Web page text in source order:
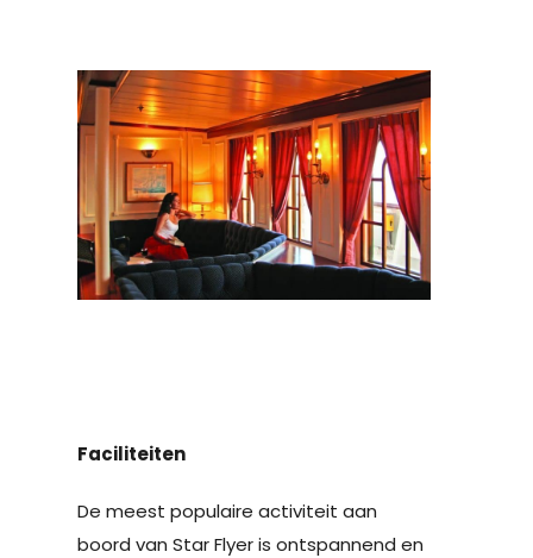
Faciliteiten
De meest populaire activiteit aan
boord van Star Flyer is ontspannend en